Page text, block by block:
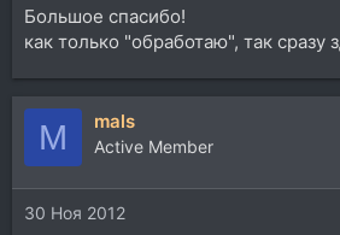
Большое спасибо!
как только "обработаю", так
M mals
Active Member
30 Ноя 2012